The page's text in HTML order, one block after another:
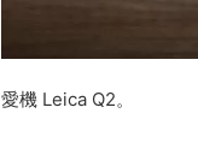
愛機 Leica Q2。